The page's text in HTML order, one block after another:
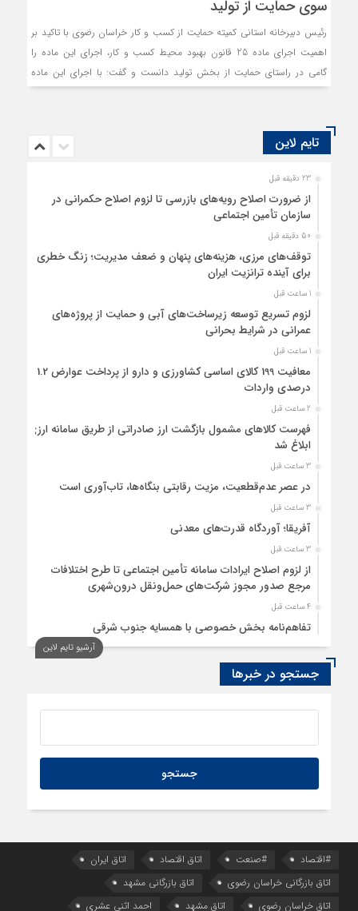
سوی حمایت از تولید
رئیس دبیرخانه استانی کمیته حمایت از کسب و کار خراسان رضوی با تاکید بر
اهمیت اجرای ماده 25 قانون بهبود محیط کسب و کار، اجرای این ماده را
گامی در راستای حمایت از بخش تولید دانست و گفت: با اجرای این ماده
قانونی، واحدهای تولیدی نباید در زمان اوج مصرف در اولویت قطعی برق و گاز
تایم لاین
23 دقیقه قبل
از ضرورت اصلاح رویه‌های بازرسی تا لزوم اصلاح حکمرانی در
سازمان تأمین اجتماعی
50 دقیقه قبل
توقف‌های مرزی، هزینه‌های پنهان و ضعف مدیریت؛ زنگ خطری
برای آینده ترانزیت ایران
1 ساعت قبل
لزوم تسریع توسعه زیرساخت‌های آبی و حمایت از پروژه‌های
عمرانی در شرایط بحرانی
1 ساعت قبل
معافیت 199 کالای اساسی کشاورزی و دارو از پرداخت عوارض 1.2
درصدی واردات
2 ساعت قبل
فهرست کالاهای مشمول بازگشت ارز صادراتی از طریق سامانه ارزی
ابلاغ شد
3 ساعت قبل
در عصر عدم‌قطعیت، مزیت رقابتی بنگاه‌ها، تاب‌آوری است
3 ساعت قبل
آفریقا؛ آوردگاه قدرت‌های معدنی
3 ساعت قبل
از لزوم اصلاح ایرادات سامانه تأمین اجتماعی تا طرح اختلافات
مرجع صدور مجوز شرکت‌های حمل‌ونقل درون‌شهری
4 ساعت قبل
تفاهم‌نامه بخش خصوصی با همسایه جنوب شرقی
5 ساعت قبل
سود اقتصاد‌ها از هوش مصنوعی
آرشیو تایم لاین
جستجو در خبرها
#اقتصاد #صنعت اتاق اقتصاد
اتاق ایران
اتاق بازرگانی خراسان رضوی
اتاق بازرگانی مشهد
اتاق خراسان رضوی
اتاق مشهد احمد اثنی عشری